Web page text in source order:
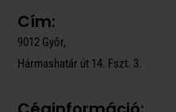
Cím:
9012 Győr,
Hármashatár út 14. Fszt. 3.